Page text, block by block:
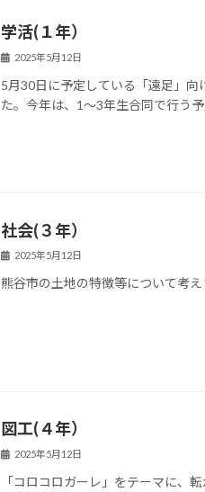
学活(１年）
2025年5月12日
5月30日に予定している「遠足」向
た。今年は、1～3年生合同で行う予
社会(３年）
2025年5月12日
熊谷市の土地の特徴等について考え
図工(４年）
2025年5月12日
「コロコロガーレ」をテーマに、